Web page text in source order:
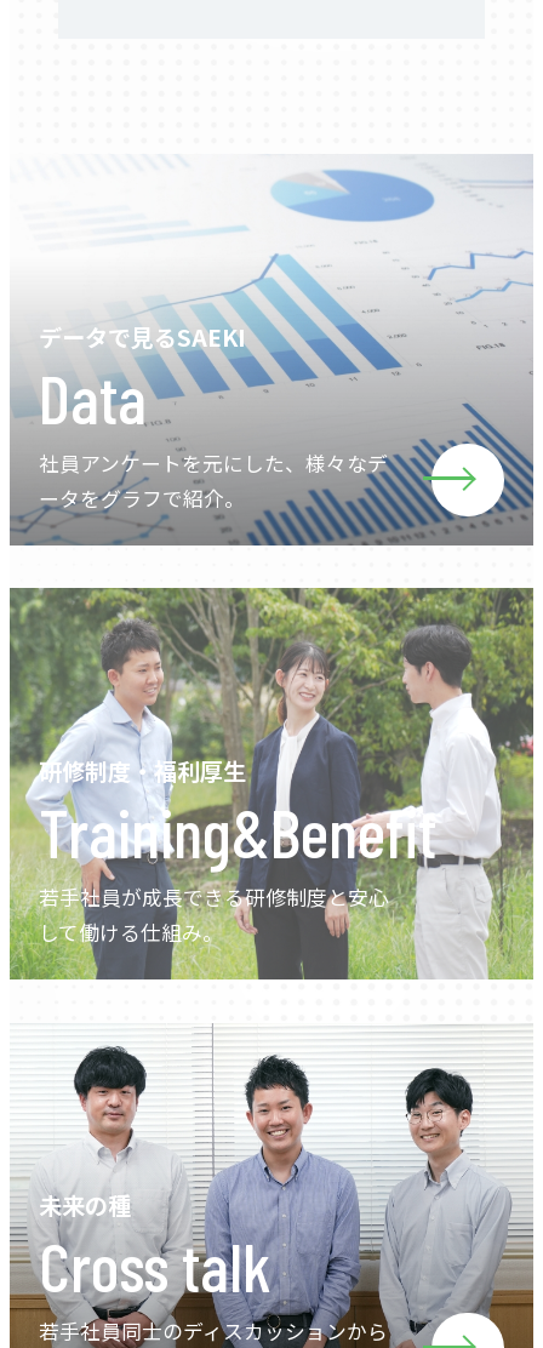
データで見るSAEKI
Data
社員アンケートを元にした、様々なデ
ータをグラフで紹介。
研修制度・福利厚生
Training&Benefit
若手社員が成長できる研修制度と安心
して働ける仕組み。
未来の種
Cross talk
若手社員同士のディスカッションから